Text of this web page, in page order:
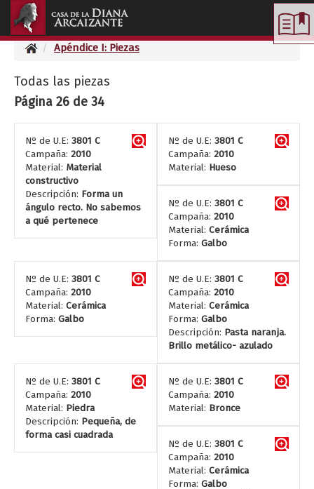
Apéndice I: Piezas
Todas las piezas
Página 26 de 34
Nº de U.E: 3801 C
Campaña: 2010
Material: Material
constructivo
Descripción: Forma un
ángulo recto. No sabemos
a qué pertenece
Nº de U.E: 3801 C
Campaña: 2010
Material: Hueso
Nº de U.E: 3801 C
Campaña: 2010
Material: Cerámica
Forma: Galbo
Nº de U.E: 3801 C
Campaña: 2010
Material: Cerámica
Forma: Galbo
Nº de U.E: 3801 C
Campaña: 2010
Material: Cerámica
Forma: Galbo
Descripción: Pasta naranja.
Brillo metálico- azulado
Nº de U.E: 3801 C
Campaña: 2010
Material: Piedra
Descripción: Pequeña, de
forma casi cuadrada
Nº de U.E: 3801 C
Campaña: 2010
Material: Bronce
Nº de U.E: 3801 C
Campaña: 2010
Material: Cerámica
Forma: Galbo